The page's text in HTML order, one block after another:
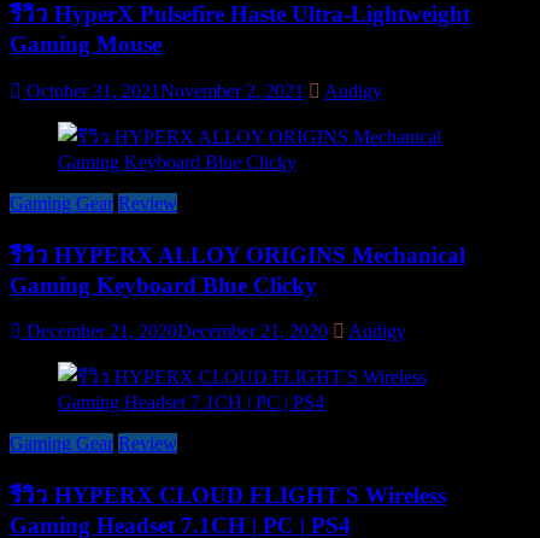
รีวิว HyperX Pulsefire Haste Ultra-Lightweight
Gaming Mouse
October 31, 2021November 2, 2021 Audigy
Gaming Gear Review
รีวิว HYPERX ALLOY ORIGINS Mechanical
Gaming Keyboard Blue Clicky
December 21, 2020December 21, 2020 Audigy
Gaming Gear Review
รีวิว HYPERX CLOUD FLIGHT S Wireless
Gaming Headset 7.1CH | PC | PS4